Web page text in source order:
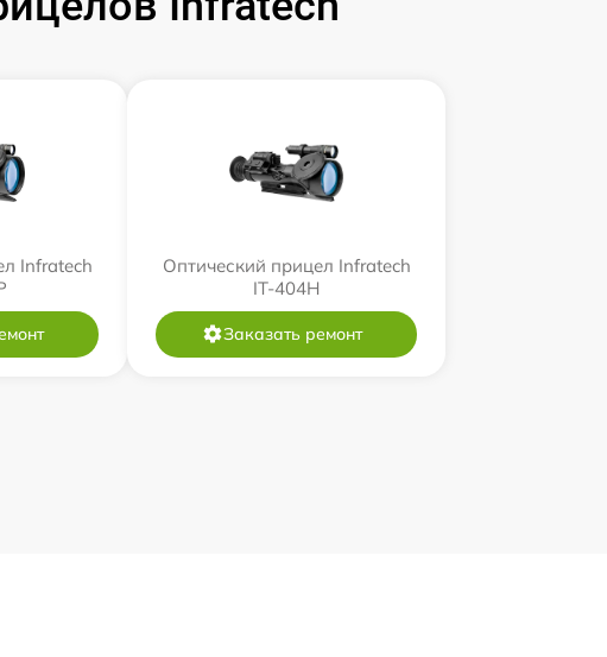
Infratech
Оптический прицел Infratech
IT-404H
Заказать ремонт